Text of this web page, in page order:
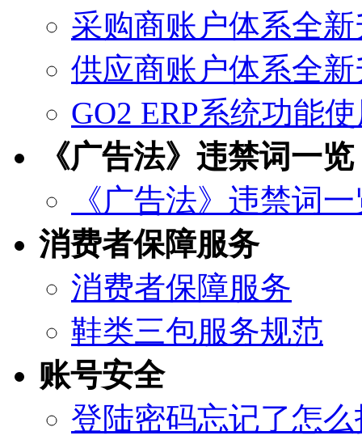
采购商账户体系全
供应商账户体系全
GO2 ERP系统功能
《广告法》违禁词一览
《广告法》违禁词
消费者保障服务
消费者保障服务
鞋类三包服务规范
账号安全
登陆密码忘记了怎